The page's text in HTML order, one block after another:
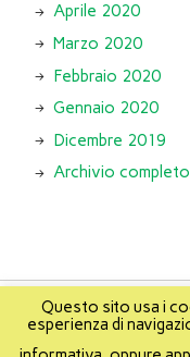
Aprile 2020
Marzo 2020
Febbraio 2020
Gennaio 2020
Dicembre 2019
Archivio completo
About Info
Questo sito usa i
esperienza di